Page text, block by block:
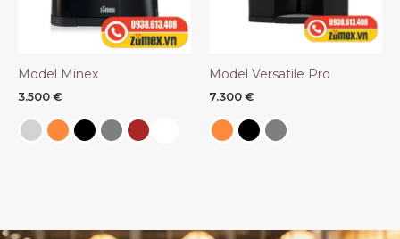
Model Minex
3.500 €
Model Versatile Pro
7.300 €